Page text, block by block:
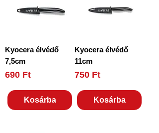
Kyocera élvédő
7,5cm
Ár
690 Ft
Kosárba
Kyocera élvédő
11cm
Ár
750 Ft
Kosárba